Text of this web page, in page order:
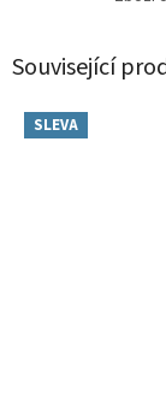
Související
SLEVA